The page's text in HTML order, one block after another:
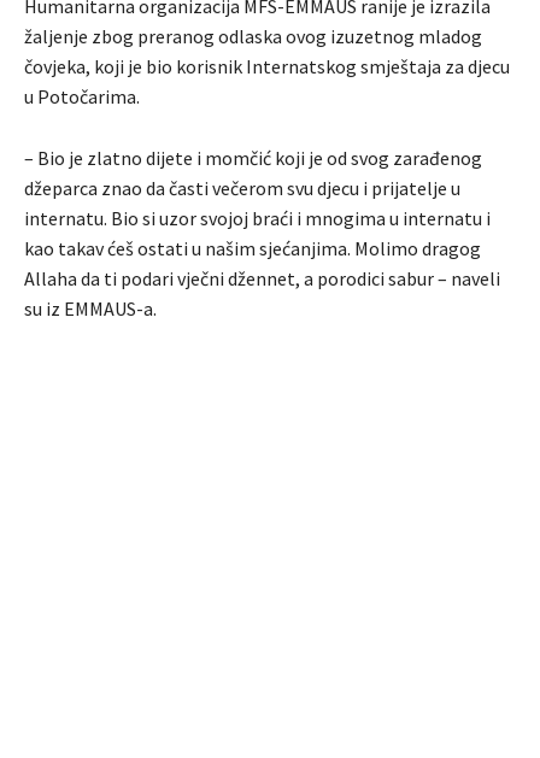
Humanitarna organizacija MFS-EMMAUS ranije je izrazila
žaljenje zbog preranog odlaska ovog izuzetnog mladog
čovjeka, koji je bio korisnik Internatskog smještaja za djecu
u Potočarima.
– Bio je zlatno dijete i momčić koji je od svog zarađenog
džeparca znao da časti večerom svu djecu i prijatelje u
internatu. Bio si uzor svojoj braći i mnogima u internatu i
kao takav ćeš ostati u našim sjećanjima. Molimo dragog
Allaha da ti podari vječni džennet, a porodici sabur – naveli
su iz EMMAUS-a.